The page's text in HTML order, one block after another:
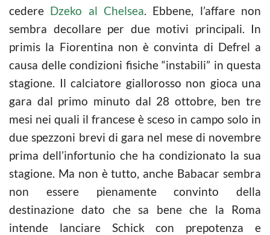
cedere Dzeko al Chelsea. Ebbene, l’affare non
sembra decollare per due motivi principali. In
primis la Fiorentina non è convinta di Defrel a
causa delle condizioni fisiche “instabili” in questa
stagione. Il calciatore giallorosso non gioca una
gara dal primo minuto dal 28 ottobre, ben tre
mesi nei quali il francese è sceso in campo solo in
due spezzoni brevi di gara nel mese di novembre
prima dell’infortunio che ha condizionato la sua
stagione. Ma non è tutto, anche Babacar sembra
non essere pienamente convinto della
destinazione dato che sa bene che la Roma
intende lanciare Schick con prepotenza e